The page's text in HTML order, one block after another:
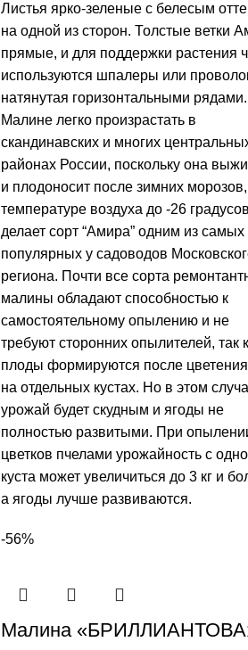
Листья ярко-зеленые с белесым
на одной из сторон. Толстые ветки
прямые, и для поддержки растения
используются шпалеры или
натянутая горизонтальными рядами.
Малине легко произрастать в
скандинавских и многих
районах России, поскольку она
и плодоносит после зимних
температуре воздуха до -26
делает сорт “Амира” одним из самых
популярных у садоводов
региона. Почти все сорта
малины обладают способностью к
самостоятельному опылению и не
требуют сторонних опылителей, так
плоды формируются после
на отдельных кустах. Но в этом
урожай будет скудным и ягоды не
полностью развитыми. При
цветков пчелами урожайность с
куста может увеличиться до 3 кг и
а ягоды лучше развиваются.
-56%
Малина